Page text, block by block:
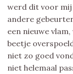
werd dit voor
andere
een nieuwe
beetje
niet zo goed
niet helemaal